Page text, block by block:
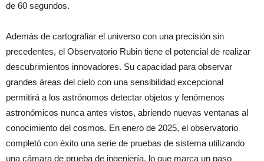
de 60 segundos.
Además de cartografiar el universo con una precisión sin
precedentes, el Observatorio Rubin tiene el potencial de realizar
descubrimientos innovadores. Su capacidad para observar
grandes áreas del cielo con una sensibilidad excepcional
permitirá a los astrónomos detectar objetos y fenómenos
astronómicos nunca antes vistos, abriendo nuevas ventanas al
conocimiento del cosmos. En enero de 2025, el observatorio
completó con éxito una serie de pruebas de sistema utilizando
una cámara de prueba de ingeniería, lo que marca un paso